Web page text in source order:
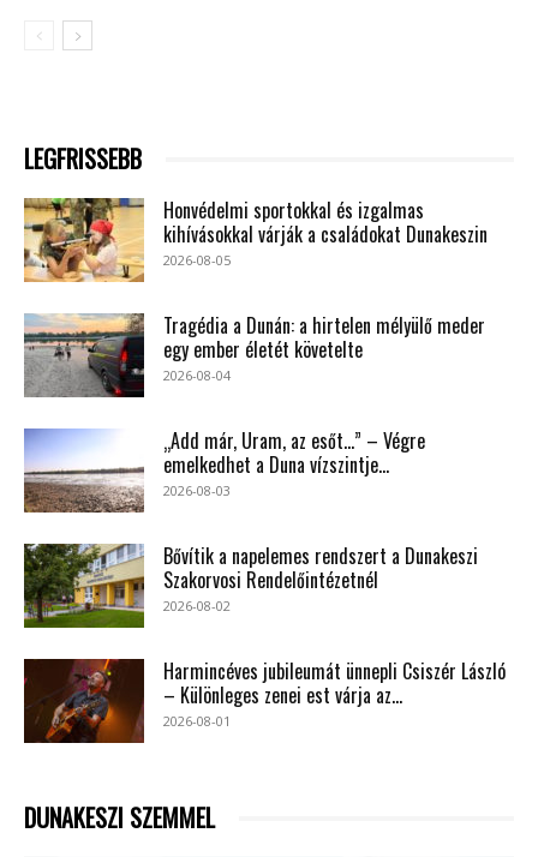
LEGFRISSEBB
Honvédelmi sportokkal és izgalmas
kihívásokkal várják a családokat Dunakeszin
2026-08-05
Tragédia a Dunán: a hirtelen mélyülő meder
egy ember életét követelte
2026-08-04
„Add már, Uram, az esőt…” – Végre
emelkedhet a Duna vízszintje...
2026-08-03
Bővítik a napelemes rendszert a Dunakeszi
Szakorvosi Rendelőintézetnél
2026-08-02
Harmincéves jubileumát ünnepli Csiszér László
– Különleges zenei est várja az...
2026-08-01
DUNAKESZI SZEMMEL